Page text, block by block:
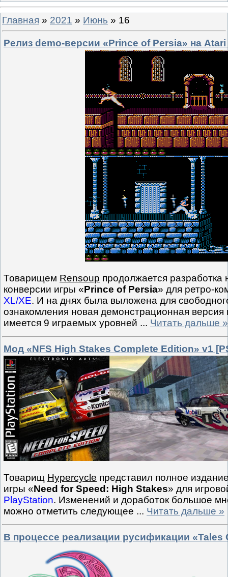
Главная » 2021 » Июнь » 16
Релиз demo-версии «Prince of Persia» на Atari
Товарищем Rensoup продолжается
конверсии игры «Prince of Persia» для ретро-
XL/XE. И на днях была выложена для
ознакомления новая демонстрационная версия
имеется 9 играемых уровней ... Читать дальше »
Мод «NFS High Stakes Complete Edition» v1
Товарищ Hypercycle представил полное
игры «Need for Speed: High Stakes» для
PlayStation. Изменений и доработок большое
можно отметить следующее ... Читать дальше »
В процессе реализации русификации «Tales